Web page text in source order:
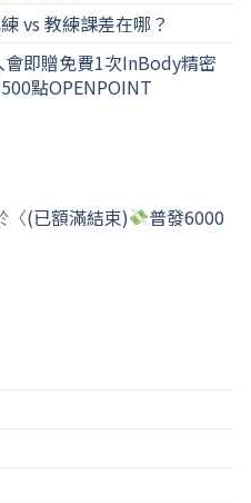
vs 教練課差在哪？
會即贈免費1次InBody精密
點OPENPOINT
〈(已額滿結束)
普發6000